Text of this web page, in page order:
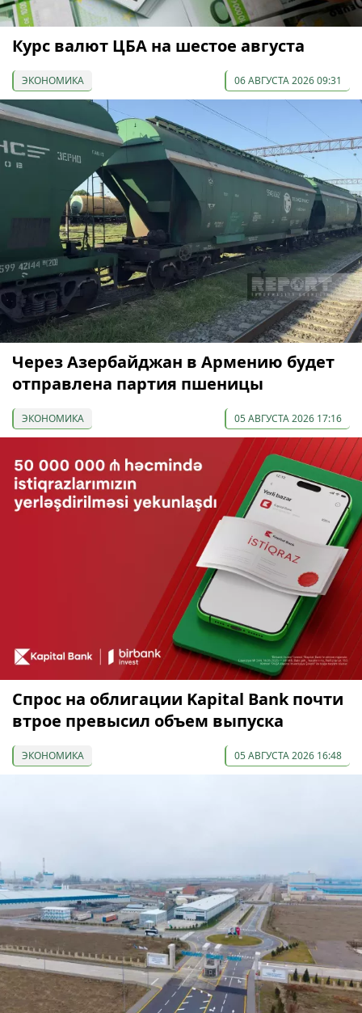
Курс валют ЦБА на шестое августа
ЭКОНОМИКА 06 АВГУСТА 2026 09:31
Через Азербайджан в Армению будет
отправлена партия пшеницы
ЭКОНОМИКА 05 АВГУСТА 2026 17:16
Спрос на облигации Kapital Bank почти
втрое превысил объем выпуска
ЭКОНОМИКА 05 АВГУСТА 2026 16:48